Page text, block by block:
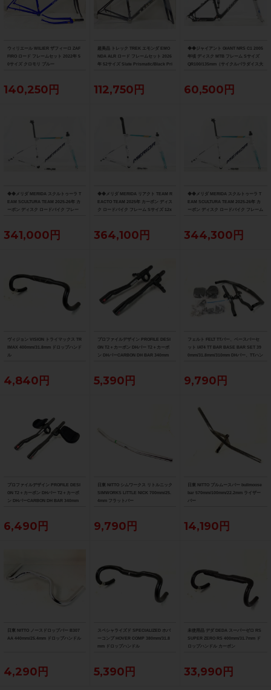
ウィリエール WILIER ザフィーロ ZAF
FIRO ロード フレームセット 2022年 5
0サイズ クロモリ ブルー
140,250円
超美品 トレック TREK エモンダ EMO
NDA ALR ロード フレームセット 2026
年 52サイズ Slate Prismatic/Black Pri
112,750円
◆◆ジャイアント GIANT NRS C1 2005
年頃 ディスク MTB フレーム Sサイズ
QR100/135mm（サイクルパラダイス大
60,500円
◆◆メリダ MERIDA スクルトゥーラ T
EAM SCULTURA TEAM 2025-26年 カ
ーボン ディスク ロードバイク フレー
341,000円
◆◆メリダ MERIDA リアクト TEAM R
EACTO TEAM 2025年 カーボン ディス
ク ロードバイク フレーム Sサイズ 12x
364,100円
◆◆メリダ MERIDA スクルトゥーラ T
EAM SCULTURA TEAM 2025-26年 カ
ーボン ディスク ロードバイク フレーム
344,300円
ヴィジョン VISION トライマックス TR
IMAX 400mm/31.8mm ドロップハンド
ル
4,840円
プロファイルデザイン PROFILE DESI
GN T2＋カーボン DHバー T2＋カーボ
ン DHバーCARBON DH BAR 340mm
5,390円
フェルト FELT TTバー、ベースバーセ
ット IAT4 TT BAR BASE BAR SET 39
0mm/31.8mm/310mm DHバー、TTハン
9,790円
プロファイルデザイン PROFILE DESI
GN T2＋カーボン DHバー T2＋カーボ
ン DHバーCARBON DH BAR 340mm
6,490円
日東 NITTO シムワークス リトルニック
SIMWORKS LITTLE NICK 700mm/25.
4mm フラットバー
9,790円
日東 NITTO ブルムースバー bullmoose
bar 570mm/100mm/22.2mm ライザー
バー
14,190円
日東 NITTO ノースドロップバー B307
AA 440mm/25.4mm ドロップハンドル
4,290円
スペシャライズド SPECIALIZED ホバ
ーコンプ HOVER COMP 380mm/31.8
mm ドロップハンドル
5,390円
未使用品 デダ DEDA スーパーゼロ RS
SUPER ZERO RS 400mm/31.7mm ド
ロップハンドル カーボン
33,990円